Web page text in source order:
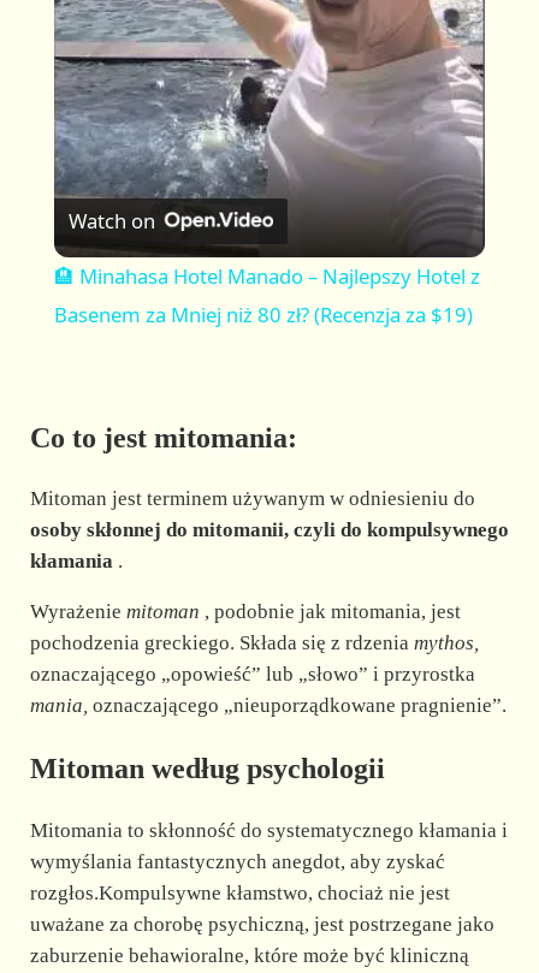
a
y
V
i
o
Watch on
🏨 Minahasa Hotel Manado – Najlepszy Hotel z
Basenem za Mniej niż 80 zł? (Recenzja za $19)
Co to jest mitomania:
Mitoman jest terminem używanym w odniesieniu do
osoby skłonnej do mitomanii, czyli do kompulsywnego
kłamania.
Wyrażenie mitoman , podobnie jak mitomania, jest
pochodzenia greckiego. Składa się z rdzenia mythos,
oznaczającego „opowieść” lub „słowo” i przyrostka
mania, oznaczającego „nieuporządkowane pragnienie”.
Mitoman według psychologii
Mitomania to skłonność do systematycznego kłamania i
wymyślania fantastycznych anegdot, aby zyskać
rozgłos.Kompulsywne kłamstwo, chociaż nie jest
uważane za chorobę psychiczną, jest postrzegane jako
zaburzenie behawioralne, które może być kliniczną